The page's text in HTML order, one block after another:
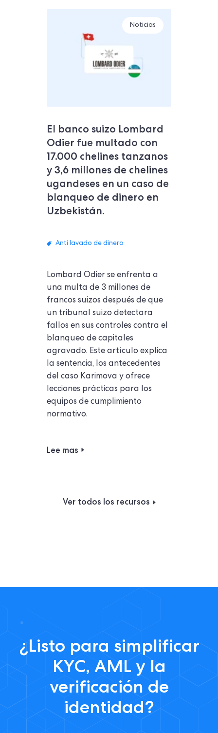
Noticias
El banco suizo Lombard
Odier fue multado con
17.000 chelines tanzanos
y 3,6 millones de chelines
ugandeses en un caso de
blanqueo de dinero en
Uzbekistán.
Anti lavado de dinero
Lombard Odier se enfrenta a
una multa de 3 millones de
francos suizos después de que
un tribunal suizo detectara
fallos en sus controles contra el
blanqueo de capitales
agravado. Este artículo explica
la sentencia, los antecedentes
del caso Karimova y ofrece
lecciones prácticas para los
equipos de cumplimiento
normativo.
Lee mas
Ver todos los recursos
¿Listo para simplificar
KYC, AML y la
verificación de
identidad?